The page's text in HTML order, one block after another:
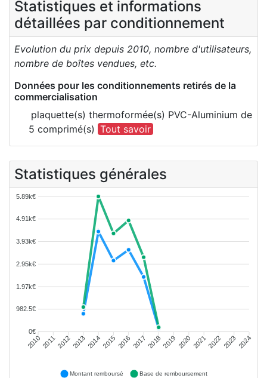
Statistiques et informations
détaillées par conditionnement
Evolution du prix depuis 2010, nombre d'utilisateurs,
nombre de boîtes vendues, etc.
Données pour les conditionnements retirés de la
commercialisation
plaquette(s) thermoformée(s) PVC-Aluminium de
5 comprimé(s) Tout savoir
Statistiques générales
5.89k€
4.91k€
3.93k€
2.95k€
1.97k€
982.5€
0€
2010201120122013 20142015 2016 2017 20182019 2020 202120222023 2024
Montant remboursé Base de remboursement